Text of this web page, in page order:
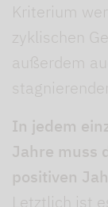
Kriterium
zyklischen
außerdem
In jedem
Jahre muss
positiven
Letztlich ist